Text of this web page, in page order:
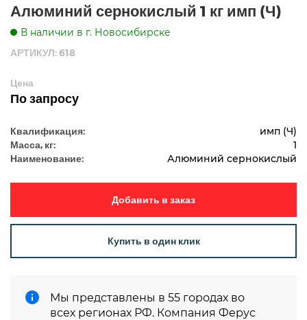
Алюминий сернокислый 1 кг имп (Ч)
В наличии в г. Новосибирске
АРТИКУЛ: 618
Цена
По запросу
Квалификация: имп (Ч)
Масса, кг: 1
Наименование: Алюминий сернокислый
Добавить в заказ
Купить в один клик
Мы представлены в 55 городах во
всех регионах РФ. Компания Ферус